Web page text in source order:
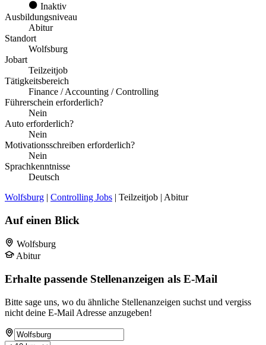
Inaktiv
Ausbildungsniveau
Abitur
Standort
Wolfsburg
Jobart
Teilzeitjob
Tätigkeitsbereich
Finance / Accounting / Controlling
Führerschein erforderlich?
Nein
Auto erforderlich?
Nein
Motivationsschreiben erforderlich?
Nein
Sprachkenntnisse
Deutsch
Wolfsburg | Controlling Jobs | Teilzeitjob | Abitur
Auf einen Blick
Wolfsburg
Abitur
Erhalte passende Stellenanzeigen als E-Mail
Bitte sage uns, wo du ähnliche Stellenanzeigen suchst und vergiss
nicht deine E-Mail Adresse anzugeben!